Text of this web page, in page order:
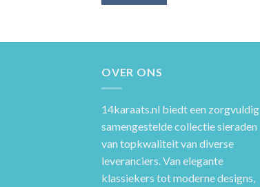
OVER ONS
14karaats.nl biedt een zorgvuldig
samengestelde collectie sieraden
van topkwaliteit van diverse
leveranciers. Van elegante
klassiekers tot moderne designs,